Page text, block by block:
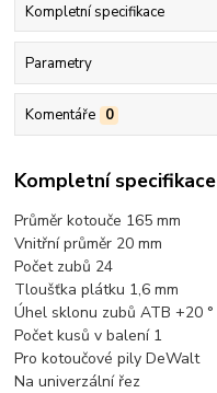
Kompletní specifikace
Parametry
Komentáře 0
Kompletní specifikace
Průměr kotouče 165 mm
Vnitřní průměr 20 mm
Počet zubů 24
Tloušťka plátku 1,6 mm
Úhel sklonu zubů ATB +20 °
Počet kusů v balení 1
Pro kotoučové pily DeWalt
Na univerzální řez